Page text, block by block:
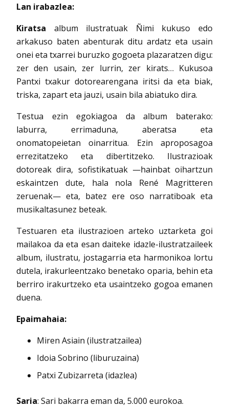
Lan irabazlea:
Kiratsa album ilustratuak Ñimi kukuso edo
arkakuso baten abenturak ditu ardatz eta usain
onei eta txarrei buruzko gogoeta plazaratzen digu:
zer den usain, zer lurrin, zer kirats… Kukusoa
Pantxi txakur dotorearengana iritsi da eta biak,
triska, zapart eta jauzi, usain bila abiatuko dira.
Testua ezin egokiagoa da album baterako:
laburra, errimaduna, aberatsa eta
onomatopeietan oinarritua. Ezin aproposagoa
errezitatzeko eta dibertitzeko. Ilustrazioak
dotoreak dira, sofistikatuak —hainbat oihartzun
eskaintzen dute, hala nola René Magritteren
zeruenak— eta, batez ere oso narratiboak eta
musikaltasunez beteak.
Testuaren eta ilustrazioen arteko uztarketa goi
mailakoa da eta esan daiteke idazle-ilustratzaileek
album, ilustratu, jostagarria eta harmonikoa lortu
dutela, irakurleentzako benetako oparia, behin eta
berriro irakurtzeko eta usaintzeko gogoa emanen
duena.
Epaimahaia:
Miren Asiain (ilustratzailea)
Idoia Sobrino (liburuzaina)
Patxi Zubizarreta (idazlea)
Saria: Sari bakarra eman da, 5.000 eurokoa.